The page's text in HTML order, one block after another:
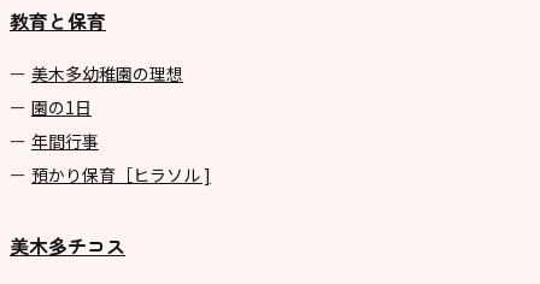
教育と保育
美⽊多幼稚園の理想
園の1⽇
年間⾏事
預かり保育［ヒラソル ]
美木多チコス